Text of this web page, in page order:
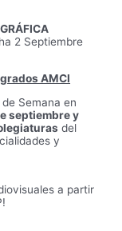
2 Septiembre
AMCI
de Semana en
septiembre y
del
y
a partir